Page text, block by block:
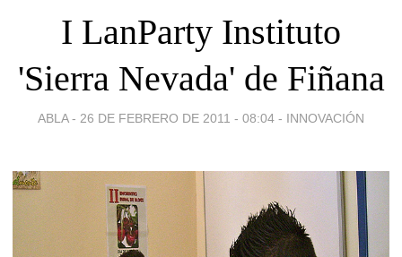
I LanParty Instituto
'Sierra Nevada' de Fiñana
ABLA - 26 DE FEBRERO DE 2011 - 08:04 - INNOVACIÓN